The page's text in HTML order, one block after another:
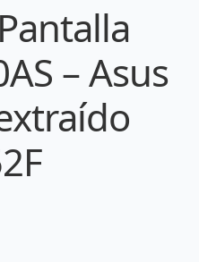
– Asus